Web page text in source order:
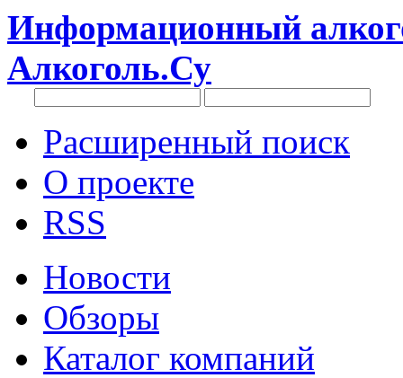
Информационный
Алкоголь.Су
Расширенный поиск
О проекте
RSS
Новости
Обзоры
Каталог компаний